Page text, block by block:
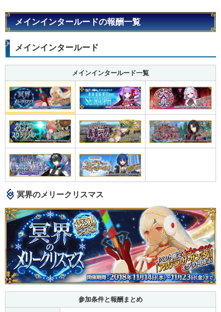
メインインタールードの報酬一覧
メインインタールード
メインインタールード一覧
冥界のメリークリスマス
参加条件と報酬まとめ